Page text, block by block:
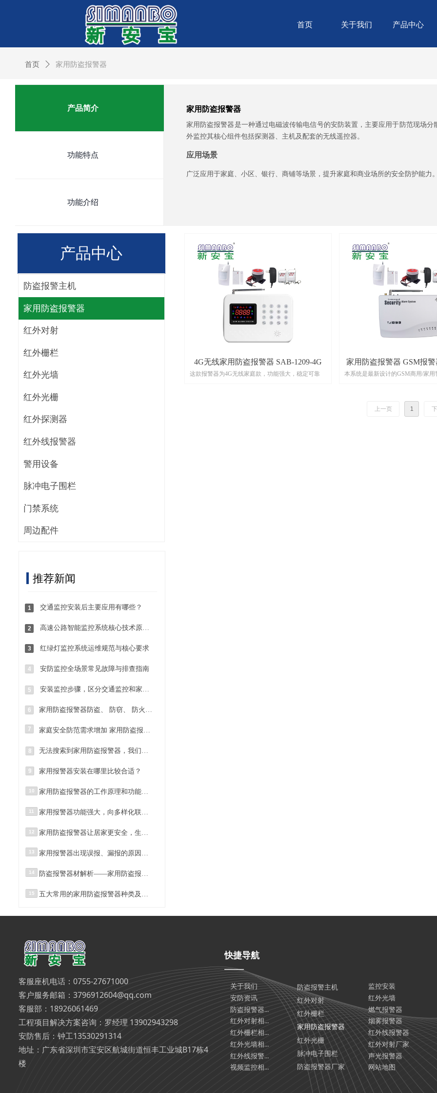
首页 关于我们 产品中心
产品中心
首页 ꄲ 家用防盗报警器
4G无线家用防盗报警器 SAB-1209-4G
这款报警器为4G无线家庭款，功能强大，稳定可靠
家用防盗报警器 GSM报警
本系统是最新设计的GSM商用/家用
信、数字语音、百万组无线对码、
区智能识别等功能。报警时可语音
上一页 1
防盗报警主机
家用防盗报警器
红外对射
红外栅栏
红外光墙
红外光栅
红外探测器
红外线报警器
警用设备
脉冲电子围栏
门禁系统
周边配件
家用防盗报警器防盗、 防窃、 防火、防可燃气体，安防居家好帮手
家庭安全防范需求增加 家用防盗报警器成为家庭首选安防设备
无法搜索到家用防盗报警器，我们该如何进行检修？
家用报警器安装在哪里比较合适？
家用防盗报警器的工作原理和功能介绍！
家用报警器功能强大，向多样化联动发展
家用防盗报警器让居家更安全，生活更放心
家用报警器出现误报、漏报的原因有哪些？
防盗报警器材解析——家用防盗报警器
五大常用的家用防盗报警器种类及其原理
14
15
交通监控安装后主要应用有哪些？
高速公路智能监控系统核心技术原理解析
红绿灯监控系统运维规范与核心要求
安防监控全场景常见故障与排查指南
安装监控步骤，区分交通监控和家用监控
推荐新闻
10
11
12
13
产品简介
功能特点
功能介绍
家用防盗报警器
家用防盗报警器是一种通过电磁波传输电信号的安防装置，主要应用于防范现场
外监控其核心组件包括探测器、主机及配套的无线遥控器。
应用场景
广泛应用于家庭、小区、银行、商铺等场景，提升家庭和商业场所的安全防护能力‌。
客服座机电话：0755-27671000
客户服务邮箱：3796912604@qq.com
客服部：18926061469
工程项目解决方案咨询：罗经理 13902943298
安防售后：钟工13530291314
地址：广东省深圳市宝安区航城街道恒丰工业城B17栋4
楼
快捷导航
——
关于我们
安防资讯
防盗报警器相关汇总
红外对射相关汇总
红外栅栏相关汇总
红外光墙相关汇总
红外线报警器相关汇总
视频监控相关汇总
防盗报警主机
红外对射
红外栅栏
家用防盗报警器
红外光栅
脉冲电子围栏
防盗报警器厂家
监控安装
红外光墙
燃气报警器
烟雾报警器
红外线报警器
红外对射厂家
声光报警器
网站地图